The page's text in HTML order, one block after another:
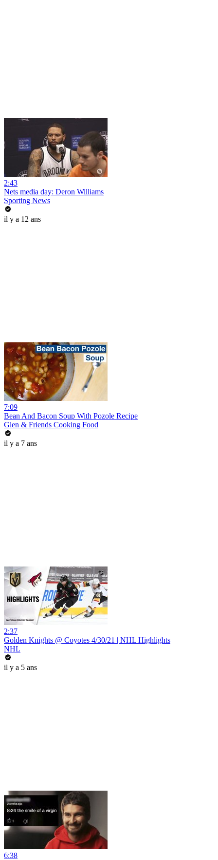
2:43
Nets media day: Deron Williams
Sporting News
il y a 12 ans
7:09
Bean And Bacon Soup With Pozole Recipe
Glen & Friends Cooking Food
il y a 7 ans
2:37
Golden Knights @ Coyotes 4/30/21 | NHL Highlights
NHL
il y a 5 ans
6:38